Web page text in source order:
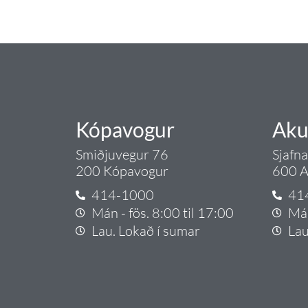
Tilboðsvörur (40)
Uncategorized (160)
Kópavogur
Smiðjuvegur 76
200 Kópavogur
414-1000
Mán - fös. 8:00 til 17:00
Lau. Lokað í sumar
600